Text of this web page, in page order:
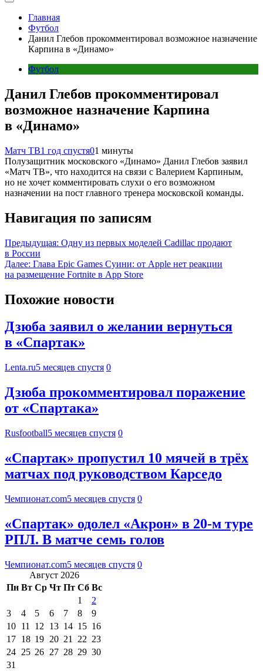
Главная
Футбол
Данил Глебов прокомментировал возможное назначение
Карпина в «Динамо»
Футбол
Данил Глебов прокомментировал
возможное назначение Карпина
в «Динамо»
Матч ТВ1 год спустя01 минуты
Полузащитник московского «Динамо» Данил Глебов заявил
«Матч ТВ», что находится на связи с Валерием Карпиным,
но не хочет комментировать слухи о его возможном
назначении на пост главного тренера московской команды.
Навигация по записям
Предыдущая: Одну из первых моделей Cadillac продают
в России
Далее: Глава Epic Games Суини: от Apple нет реакции
на размещение Fortnite в App Store
Похожие новости
Дзюба заявил о желании вернуться
в «Спартак»
Lenta.ru5 месяцев спустя 0
Дзюба прокомментировал поражение
от «Спартака»
Rusfootball5 месяцев спустя 0
«Спартак» пропустил 10 мячей в трёх
матчах под руководством Карседо
Чемпионат.com5 месяцев спустя 0
«Спартак» одолел «Акрон» в 20-м туре
РПЛ. В матче семь голов
Чемпионат.com5 месяцев спустя 0
Август 2026
Пн Вт Ср Чт Пт Сб Вс
1
2
3
4 5 6 7 8
9
10 11 12 13 14 15 16
17 18 19 20 21 22 23
24 25 26 27 28 29 30
31